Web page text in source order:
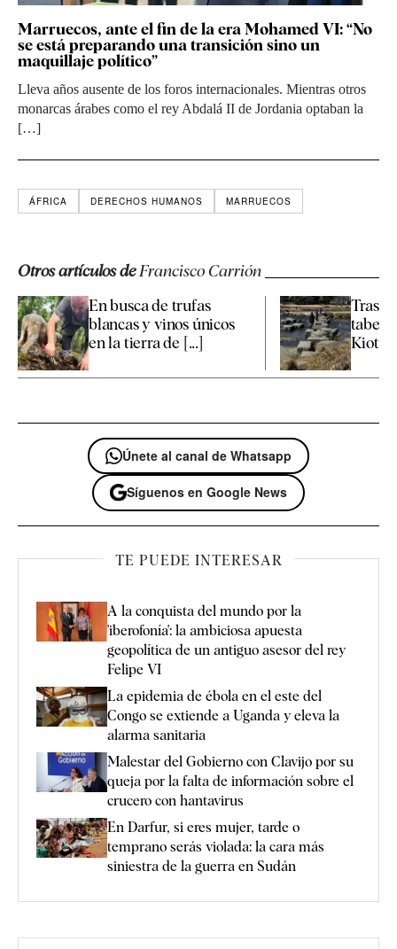
Marruecos, ante el fin de la era Mohamed VI: “No
se está preparando una transición sino un
maquillaje político”
Lleva años ausente de los foros internacionales. Mientras otros
monarcas árabes como el rey Abdalá II de Jordania optaban la
[…]
ÁFRICA DERECHOS HUMANOS MARRUECOS
Otros artículos deFrancisco Carrión
En busca de trufas
blancas y vinos únicos
en la tierra de [...]
Tras
Kioto
Únete al canal de Whatsapp
Síguenos en Google News
TE PUEDE INTERESAR
A la conquista del mundo por la
'iberofonía': la ambiciosa apuesta
geopolítica de un antiguo asesor del rey
Felipe VI
La epidemia de ébola en el este del
Congo se extiende a Uganda y eleva la
alarma sanitaria
Malestar del Gobierno con Clavijo por su
queja por la falta de información sobre el
crucero con hantavirus
En Darfur, si eres mujer, tarde o
temprano serás violada: la cara más
siniestra de la guerra en Sudán